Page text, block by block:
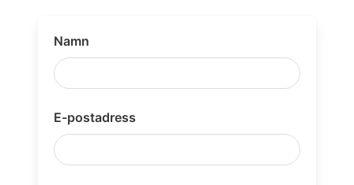
Namn
E-postadress